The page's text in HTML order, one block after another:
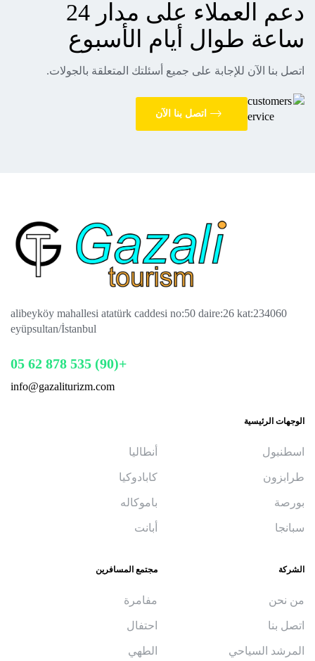
دعم العملاء على مدار 24
ساعة طوال أيام الأسبوع
اتصل بنا الآن للإجابة على جميع أسئلتك المتعلقة بالجولات.
اتصل بنا الآن
alibeyköy mahallesi atatürk caddesi no:50 daire:26 kat:234060
eyüpsultan/İstanbul
+(90) 535 878 62 05
info@gazaliturizm.com
الوجهات الرئيسية
اسطنبول
طرابزون
بورصة
سبانجا
أنطاليا
كابادوكيا
باموكاله
أبانت
الشركة
من نحن
اتصل بنا
المرشد السياحي
مجتمع المسافرين
مفامرة
احتفال
الطهي